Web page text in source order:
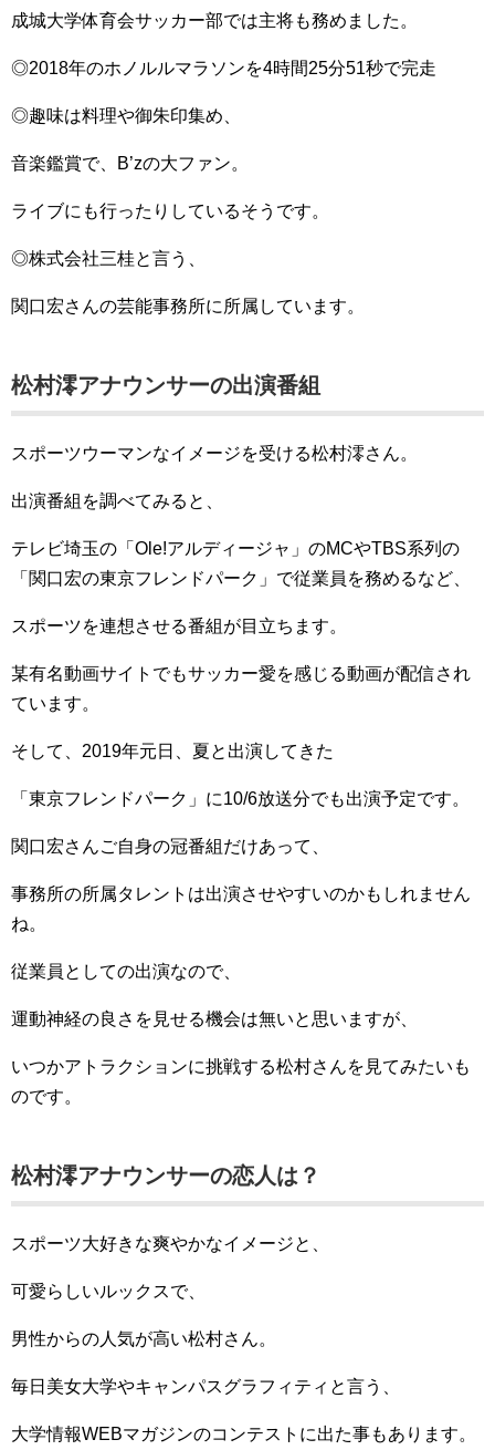
成城大学体育会サッカー部では主将も務めました。
◎2018年のホノルルマラソンを4時間25分51秒で完走
◎趣味は料理や御朱印集め、
音楽鑑賞で、B’zの大ファン。
ライブにも行ったりしているそうです。
◎株式会社三桂と言う、
関口宏さんの芸能事務所に所属しています。
松村澪アナウンサーの出演番組
スポーツウーマンなイメージを受ける松村澪さん。
出演番組を調べてみると、
テレビ埼玉の「Ole!アルディージャ」のMCやTBS系列の
「関口宏の東京フレンドパーク」で従業員を務めるなど、
スポーツを連想させる番組が目立ちます。
某有名動画サイトでもサッカー愛を感じる動画が配信され
ています。
そして、2019年元日、夏と出演してきた
「東京フレンドパーク」に10/6放送分でも出演予定です。
関口宏さんご自身の冠番組だけあって、
事務所の所属タレントは出演させやすいのかもしれません
ね。
従業員としての出演なので、
運動神経の良さを見せる機会は無いと思いますが、
いつかアトラクションに挑戦する松村さんを見てみたいも
のです。
松村澪アナウンサーの恋人は？
スポーツ大好きな爽やかなイメージと、
可愛らしいルックスで、
男性からの人気が高い松村さん。
毎日美女大学やキャンパスグラフィティと言う、
大学情報WEBマガジンのコンテストに出た事もあります。